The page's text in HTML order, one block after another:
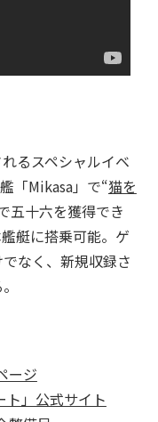
るスペシャルイベ
「Mikasa」で“猫を
五十六を獲得でき
艇に搭乗可能。ゲ
なく、新規収録さ
ージ
ト」公式サイト